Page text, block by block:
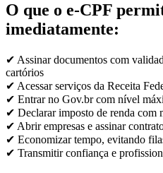
O que o e-CPF
imediatamente:
✔ Assinar documentos com
cartórios
✔ Acessar serviços da Receita
✔ Entrar no Gov.br com nível
✔ Declarar imposto de renda com
✔ Abrir empresas e assinar
✔ Economizar tempo, evitando
✔ Transmitir confiança e